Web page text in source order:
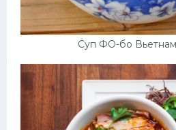
Суп ФО-бо